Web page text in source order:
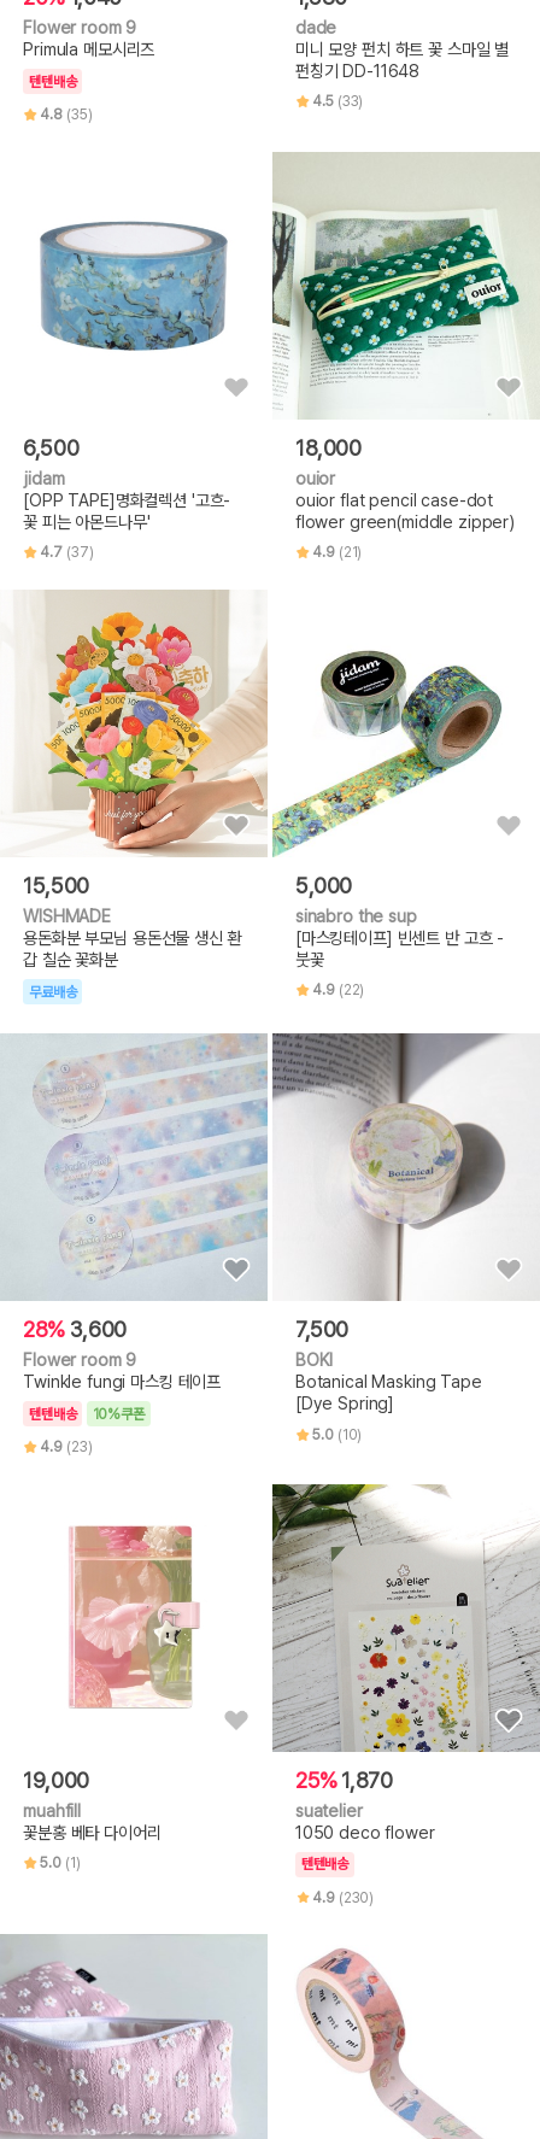
Flower room 9
Primula 메모시리즈
텐텐배송
4.8 (35)
dade
미니 모양 펀치 하트 꽃 스마일 별
펀칭기 DD-11648
4.5 (33)
6,500
jidam
[OPP TAPE]명화컬렉션 '고흐-
꽃 피는 아몬드나무'
4.7 (37)
18,000
ouior
ouior flat pencil case-dot
flower green(middle zipper)
4.9 (21)
15,500
WISHMADE
용돈화분 부모님 용돈선물 생신 환
갑 칠순 꽃화분
무료배송
5,000
sinabro the sup
[마스킹테이프] 빈센트 반 고흐 -
붓꽃
4.9 (22)
28% 3,600
Flower room 9
Twinkle fungi 마스킹 테이프
텐텐배송
10%쿠폰
4.9 (23)
7,500
BOKI
Botanical Masking Tape
[Dye Spring]
5.0 (10)
19,000
muahfill
꽃분홍 베타 다이어리
5.0 (1)
25%1,870
suatelier
1050 deco flower
텐텐배송
4.9 (230)